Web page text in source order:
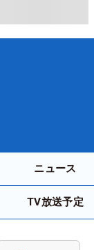
ニュース
TV放送予定